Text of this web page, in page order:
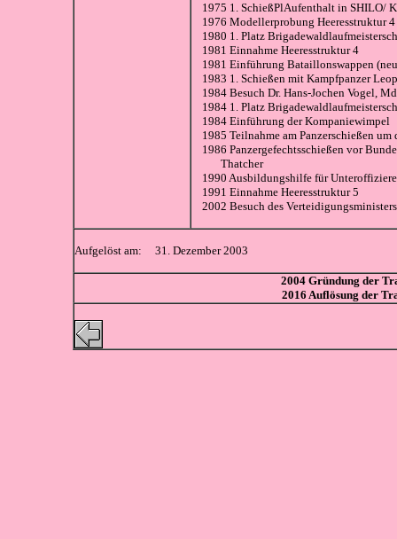
1975 1. SchießPlAufenthalt in SHILO/
1976 Modellerprobung Heeresstruktur 4
1980 1. Platz
1981 Einnahme Heeresstruktur 4
1981 Einführung Bataillonswappen
1983 1. Schießen mit Kampfpanzer
1984 Besuch Dr. Hans-Jochen Vogel,
1984 1. Platz
1984 Einführung der Kompaniewimpel
1985 Teilnahme am Panzerschießen
1986 Panzergefechtsschießen vor
Thatcher
1990 Ausbildungshilfe für Unteroffiziere
1991 Einnahme Heeresstruktur 5
2002 Besuch des
Aufgelöst am: 31. Dezember 2003
2004 Gründung der
2016 Auflösung der